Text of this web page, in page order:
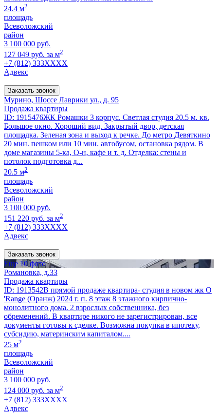
24.4 м2
площадь
Всеволожский
район
3 100 000 руб.
127 049 руб. за м2
+7 (812) 333XXXX
Адвекс
Заказать звонок
Мурино, Шоссе Лаврики ул., д. 95
Продажа квартиры
ID: 1915476ЖК Ромашки 3 корпус. Светлая студия 20.5 м. кв.
Большое окно. Хороший вид. Закрытый двор, детская
площадка. Зеленая зона и выход к речке. До метро Девяткино
20 мин. пешком или 10 мин. автобусом, остановка рядом. В
доме магазины 5-ка, О-н, кафе и т. д. Отделка: стены и
потолок подготовка д...
20.5 м2
площадь
Всеволожский
район
3 100 000 руб.
151 220 руб. за м2
+7 (812) 333XXXX
Адвекс
Заказать звонок
Еще 10 фото
Романовка, д.33
Продажа квартиры
ID: 1913542В прямой продаже квартира- студия в новом жк O
'Range (Оранж) 2024 г. п. 8 этаж 8 этажного кирпично-
монолитного дома. 2 взрослых собственника, без
обременений. В квартире никого не зарегистрирован, все
документы готовы к сделке. Возможна покупка в ипотеку,
субсидию, материнским капиталом....
25 м2
площадь
Всеволожский
район
3 100 000 руб.
124 000 руб. за м2
+7 (812) 333XXXX
Адвекс